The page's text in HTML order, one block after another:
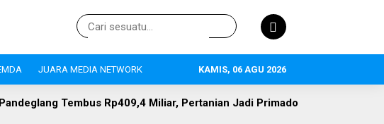
JUARA MEDIA NETWORK KAMIS, 06 AGU 2026
Miliar, Pertanian Jadi Primadona, 634 Tenaga Kerja Terserap